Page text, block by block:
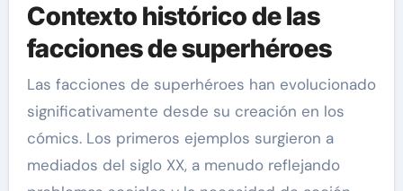
Contexto histórico de las
facciones de superhéroes
Las facciones de superhéroes han evolucionado
significativamente desde su creación en los
cómics. Los primeros ejemplos surgieron a
mediados del siglo XX, a menudo reflejando